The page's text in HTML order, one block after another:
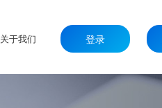
关于我们 登录